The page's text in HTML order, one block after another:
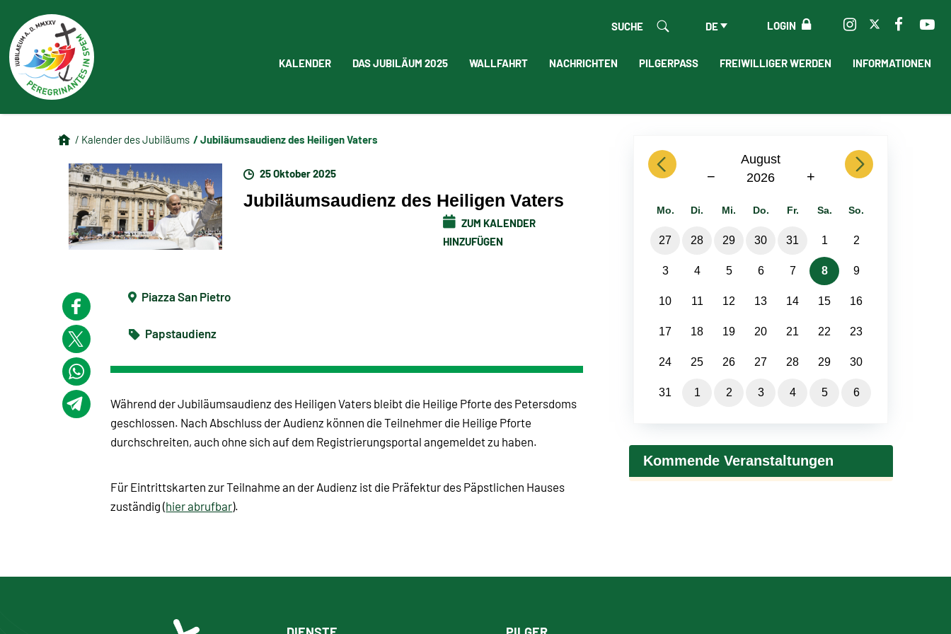
LOGIN
DE
SUCHE
KALENDER DAS JUBILÄUM 2025 WALLFAHRT NACHRICHTEN PILGERPASS FREIWILLIGER WERDEN INFORMATIONEN
/ Kalender des Jubiläums / Jubiläumsaudienz des Heiligen Vaters
25 Oktober 2025
Jubiläumsaudienz des Heiligen Vaters
ZUM KALENDER
HINZUFÜGEN
Piazza San Pietro
Papstaudienz
Während der Jubiläumsaudienz des Heiligen Vaters bleibt die Heilige Pforte des Petersdoms
geschlossen. Nach Abschluss der Audienz können die Teilnehmer die Heilige Pforte
durchschreiten, auch ohne sich auf dem Registrierungsportal angemeldet zu haben.
Für Eintrittskarten zur Teilnahme an der Audienz ist die Präfektur des Päpstlichen Hauses
zuständig (hier abrufbar).
previous
August
2026
− +
next
Mo. Di. Mi. Do. Fr. Sa. So.
27 28 29 30 31 1 2
3 4 5 6 7 8 9
10 11 12 13 14 15 16
17 18 19 20 21 22 23
24 25 26 27 28 29 30
31 1 2 3 4 5 6
Kommende Veranstaltungen